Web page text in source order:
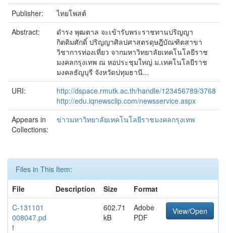
Publisher:
ไทยโพสต์
Abstract:
ดำรง พุฒตาล จะเข้ารับพระราชทานปริญญา
กิตติมศักดิ์ ปริญญาศิลปศาสตรดุษฎีบัณฑิตสาขา
วิชาการท่องเที่ยว จากมหาวิทยาลัยเทคโนโลยีราช
มงคลกรุงเทพ ณ หอประชุมใหญ่ ม.เทคโนโลยีราช
มงคลธัญบุรี จังหวัดปทุมธานี...
URI:
http://dspace.rmutk.ac.th/handle/123456789/3768
http://edu.iqnewsclip.com/newsservice.aspx
Appears in
Collections:
ข่าวมหาวิทยาลัยเทคโนโลยีราชมงคลกรุงเทพ
Files in This Item:
File
Description Size
Format
C-131101
008047.pd
f
602.71
kB
Adobe
PDF
View/Open